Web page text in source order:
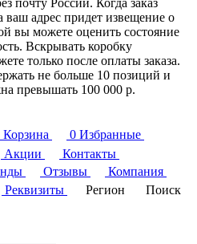
ваш адрес придет извещение о
вы можете оценить состояние
Вскрывать коробку
только после оплаты заказа.
не больше 10 позиций и
превышать 100 000 р.
Корзина 0 Избранные
Акции
Контакты
Отзывы
Компания
Реквизиты Регион
Поиск